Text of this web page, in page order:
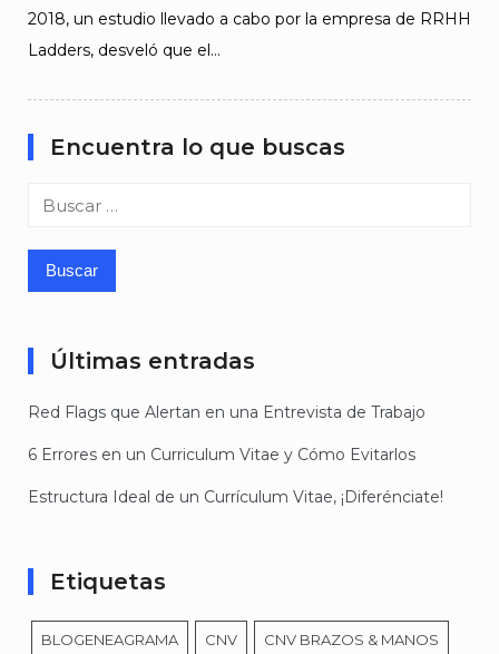
2018, un estudio llevado a cabo por la empresa de RRHH
Ladders, desveló que el…
Encuentra lo que buscas
Buscar:
Últimas entradas
Red Flags que Alertan en una Entrevista de Trabajo
6 Errores en un Curriculum Vitae y Cómo Evitarlos
Estructura Ideal de un Currículum Vitae, ¡Diferénciate!
Etiquetas
BLOGENEAGRAMA CNV CNV BRAZOS & MANOS